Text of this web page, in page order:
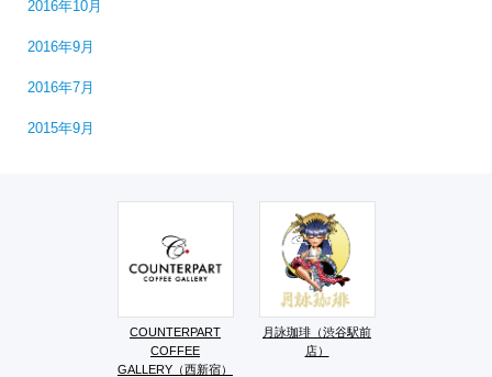
2016年10月
2016年9月
2016年7月
2015年9月
COUNTERPART
COFFEE
GALLERY（西新宿）
月詠珈琲（渋谷駅前
店）